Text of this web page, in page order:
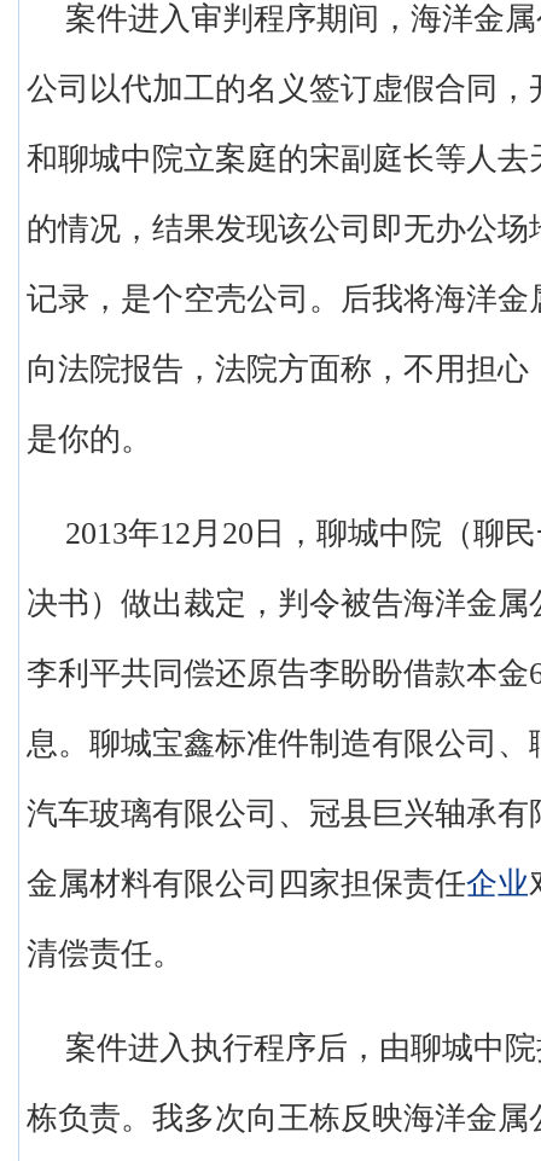
案件进入审判程序期间，海洋金
公司以代加工的名义签订虚假合同，
和聊城中院立案庭的宋副庭长等人去
的情况，结果发现该公司即无办公
记录，是个空壳公司。后我将海洋金
向法院报告，法院方面称，不用担
是你的。
2013年12月20日，聊城中院（聊
决书）做出裁定，判令被告海洋金
李利平共同偿还原告李盼盼借款本金
息。聊城宝鑫标准件制造有限公司
汽车玻璃有限公司、冠县巨兴轴承有
金属材料有限公司四家担保责任企业
清偿责任。
案件进入执行程序后，由聊城中
栋负责。我多次向王栋反映海洋金属